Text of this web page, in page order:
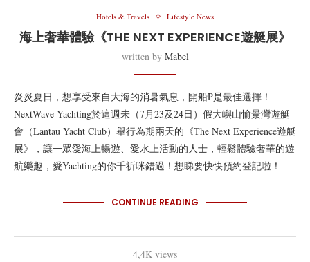
Hotels & Travels Lifestyle News
海上奢華體驗《THE NEXT EXPERIENCE遊艇展》
written by Mabel
炎炎夏日，想享受來自大海的消暑氣息，開船P是最佳選擇！
NextWave Yachting於這週未（7月23及24日）假大嶼山愉景灣遊艇
會（Lantau Yacht Club）舉行為期兩天的《The Next Experience遊艇
展》，讓一眾愛海上暢遊、愛水上活動的人士，輕鬆體驗奢華的遊
航樂趣，愛Yachting的你千祈咪錯過！想睇要快快預約登記啦！
CONTINUE READING
4,4K views